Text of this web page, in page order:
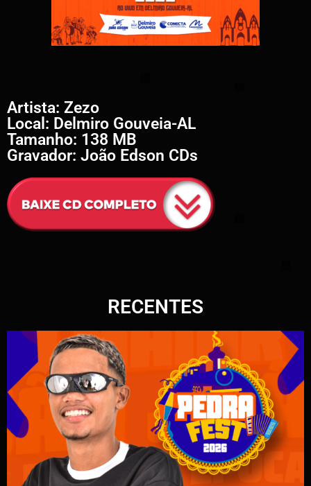
Artista: Zezo
Local: Delmiro Gouveia-AL
Tamanho: 138 MB
Gravador: João Edson CDs
RECENTES